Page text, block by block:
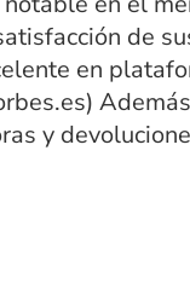
de
en
y